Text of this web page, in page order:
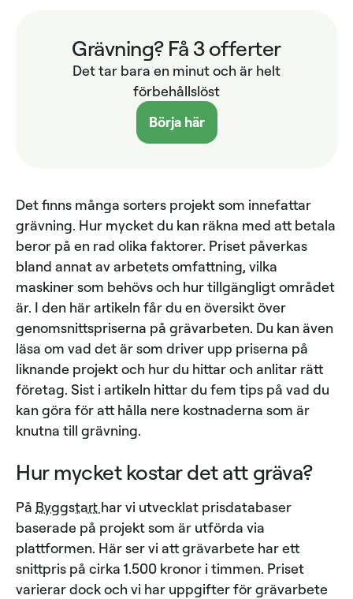
Grävning? Få 3 offerter
Det tar bara en minut och är helt
förbehållslöst
Börja här
Det finns många sorters projekt som innefattar
grävning. Hur mycket du kan räkna med att betala
beror på en rad olika faktorer. Priset påverkas
bland annat av arbetets omfattning, vilka
maskiner som behövs och hur tillgängligt området
är. I den här artikeln får du en översikt över
genomsnittspriserna på grävarbeten. Du kan även
läsa om vad det är som driver upp priserna på
liknande projekt och hur du hittar och anlitar rätt
företag. Sist i artikeln hittar du fem tips på vad du
kan göra för att hålla nere kostnaderna som är
knutna till grävning.
Hur mycket kostar det att gräva?
På Byggstart har vi utvecklat prisdatabaser
baserade på projekt som är utförda via
plattformen. Här ser vi att grävarbete har ett
snittpris på cirka 1.500 kronor i timmen. Priset
varierar dock och vi har uppgifter för grävarbete